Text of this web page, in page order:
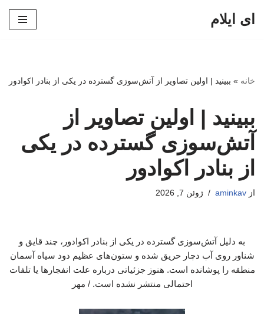
ای ایلام
خانه » ببینید | اولین تصاویر از آتش‌سوزی گسترده در یکی از بنادر اکوادور
ببینید | اولین تصاویر از
آتش‌سوزی گسترده در یکی
از بنادر اکوادور
از aminkav ژوئن 7, 2026
به دلیل آتش‌سوزی گسترده در یکی از بنادر اکوادور، چند قایق و
شناور روی آب دچار حریق شده‌ و ستون‌های عظیم دود سیاه آسمان
منطقه را پوشانده است. هنوز جزئیاتی درباره علت انفجارها یا تلفات
احتمالی منتشر نشده است. / مهر